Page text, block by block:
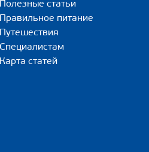
Полезные статьи
Правильное питание
Путешествия
Специалистам
Карта статей